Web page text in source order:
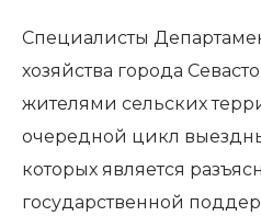
Специалисты
хозяйства города
жителями сельских
очередной цикл
которых является
государственной